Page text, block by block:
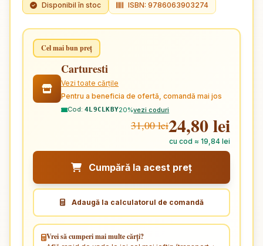
Disponibil în stoc ISBN: 9786063903274
Cel mai bun preț
Carturesti
Vezi toate cărțile
Pentru a beneficia de ofertă, comandă mai jos
Cod: 4L9CLKBY20%vezi coduri
31,00 lei24,80 lei
cu cod ≈ 19,84 lei
Cumpără la acest preț
Adaugă la calculatorul de comandă
Vrei să cumperi mai multe cărți?